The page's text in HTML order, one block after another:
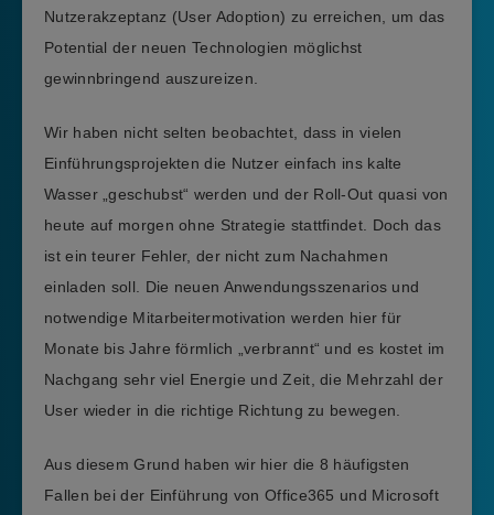
Nutzerakzeptanz (User Adoption) zu erreichen, um das
Potential der neuen Technologien möglichst
gewinnbringend auszureizen.
Wir haben nicht selten beobachtet, dass in vielen
Einführungsprojekten die Nutzer einfach ins kalte
Wasser „geschubst“ werden und der Roll-Out quasi von
heute auf morgen ohne Strategie stattfindet. Doch das
ist ein teurer Fehler, der nicht zum Nachahmen
einladen soll. Die neuen Anwendungsszenarios und
notwendige Mitarbeitermotivation werden hier für
Monate bis Jahre förmlich „verbrannt“ und es kostet im
Nachgang sehr viel Energie und Zeit, die Mehrzahl der
User wieder in die richtige Richtung zu bewegen.
Aus diesem Grund haben wir hier die 8 häufigsten
Fallen bei der Einführung von Office365 und Microsoft